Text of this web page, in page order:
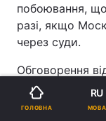
побоювання,
разі, якщо
через суди.
Обговорення
ще не
програми на
ГОЛОВНА
RU
МОВА